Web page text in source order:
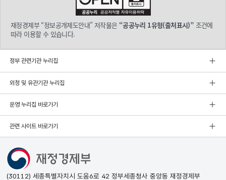
재정경제부 “정보공개제도안내” 저작물은 “공공누리 1유형(출처표시)” 조건에
따라 이용할 수 있습니다.
정부 관련기관 누리집
외청 및 유관기관 누리집
운영 누리집 바로가기
관련 사이트 바로가기
(30112) 세종특별자치시 도움6로 42 정부세종청사 중앙동 재정경제부